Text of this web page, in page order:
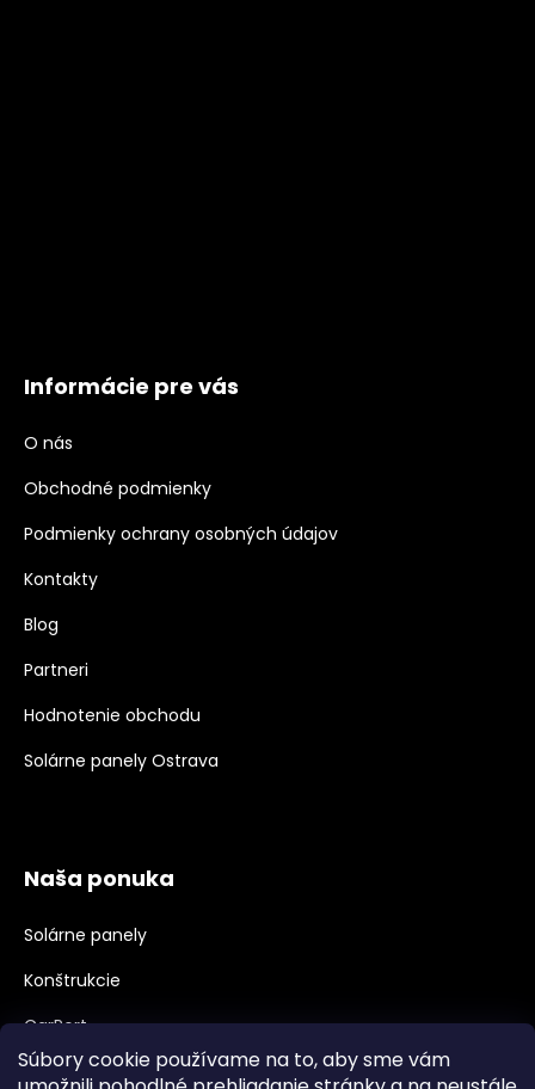
Súbory cookie používame na to, aby sme vám
Informácie pre vás
O nás
Obchodné podmienky
Podmienky ochrany osobných údajov
Kontakty
Blog
Partneri
Hodnotenie obchodu
Solárne panely Ostrava
Naša ponuka
Solárne panely
Konštrukcie
CarPort
Meniče, Príslušenstvo